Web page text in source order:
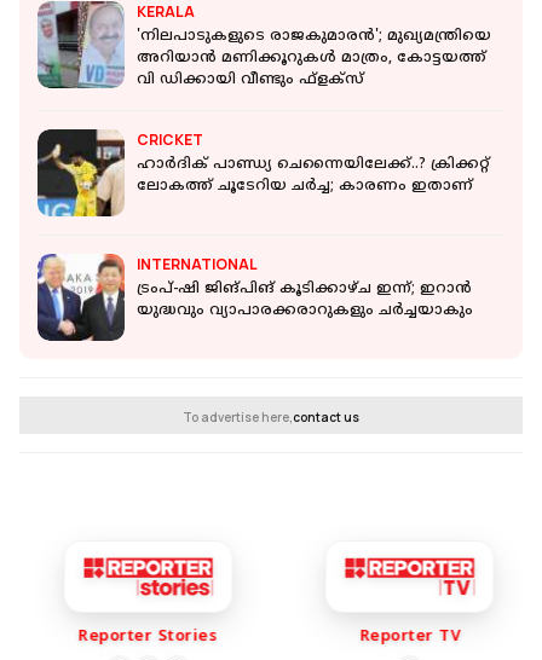
KERALA
'നിലപാടുകളുടെ രാജകുമാരൻ'; മുഖ്യമന്ത്രിയെ
അറിയാൻ മണിക്കൂറുകൾ മാത്രം, കോട്ടയത്ത്
വി ഡിക്കായി വീണ്ടും ഫ്‌ളക്സ്
CRICKET
ഹാര്‍ദിക് പാണ്ഡ്യ ചെന്നൈയിലേക്ക്..? ക്രിക്കറ്റ്
ലോകത്ത് ചൂടേറിയ ചര്‍ച്ച; കാരണം ഇതാണ്
INTERNATIONAL
ട്രംപ്-ഷി ജിങ്പിങ് കൂടിക്കാഴ്ച ഇന്ന്; ഇറാൻ
യുദ്ധവും വ്യാപാരക്കരാറുകളും ചർച്ചയാകും
To advertise here,contact us
Reporter Stories Reporter TV